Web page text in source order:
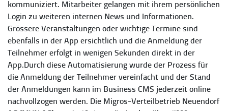
kommuniziert. Mitarbeiter gelangen mit ihrem persönlichen
Login zu weiteren internen News und Informationen.
Grössere Veranstaltungen oder wichtige Termine sind
ebenfalls in der App ersichtlich und die Anmeldung der
Teilnehmer erfolgt in wenigen Sekunden direkt in der
App.Durch diese Automatisierung wurde der Prozess für
die Anmeldung der Teilnehmer vereinfacht und der Stand
der Anmeldungen kann im Business CMS jederzeit online
nachvollzogen werden. Die Migros-Verteilbetrieb Neuendorf